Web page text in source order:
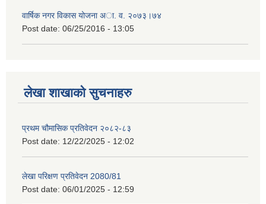
वार्षिक नगर विकास योजना अा. व. २०७३।७४
Post date: 06/25/2016 - 13:05
लेखा शाखाको सुचनाहरु
प्रथम चौमासिक प्रतिवेदन २०८२-८३
Post date: 12/22/2025 - 12:02
लेखा परिक्षण प्रतिवेदन 2080/81
Post date: 06/01/2025 - 12:59